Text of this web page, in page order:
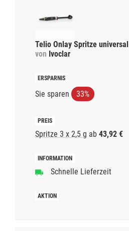
Telio Onlay Spritze universal
von Ivoclar
Sie sparen 33%
Spritze 3 x 2,5 g ab 43,92 €
Schnelle Lieferzeit